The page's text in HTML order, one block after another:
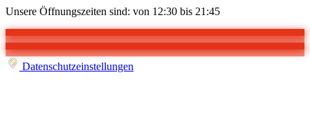
Unsere Öffnungszeiten sind: von 12:30 bis 21:45
Datenschutzeinstellungen